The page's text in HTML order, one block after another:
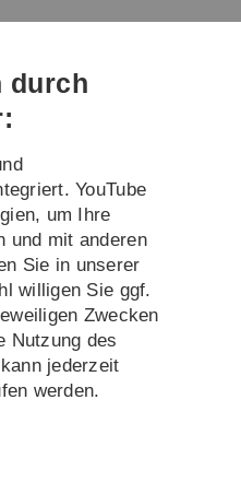
(Augsburger Str. 23)
Ideen freien Lauf zu
dich fleißige
durch
YouTube
um Ihre
und mit anderen
Sie in unserer
willigen Sie ggf.
Zwecken
Nutzung des
jederzeit
werden.